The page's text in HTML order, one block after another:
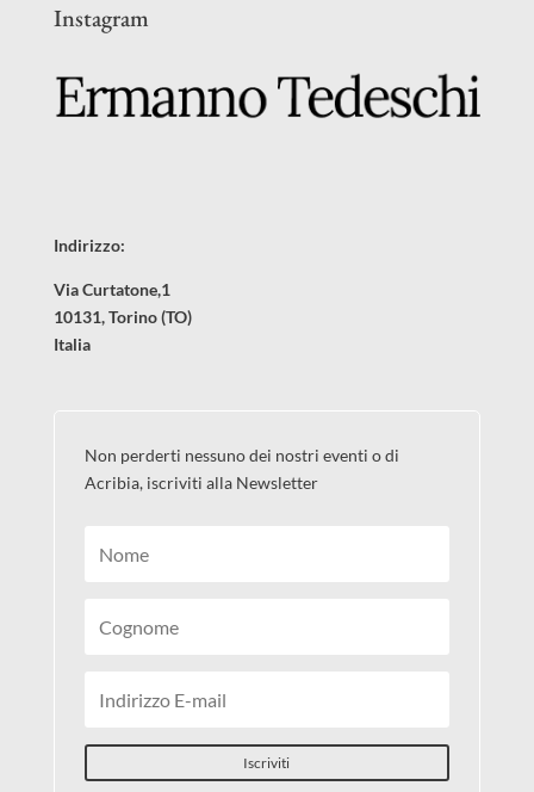
Instagram
Indirizzo:
Via Curtatone,1
10131, Torino (TO)
Italia
Non perderti nessuno dei nostri eventi o di
Acribia, iscriviti alla Newsletter
Iscriviti